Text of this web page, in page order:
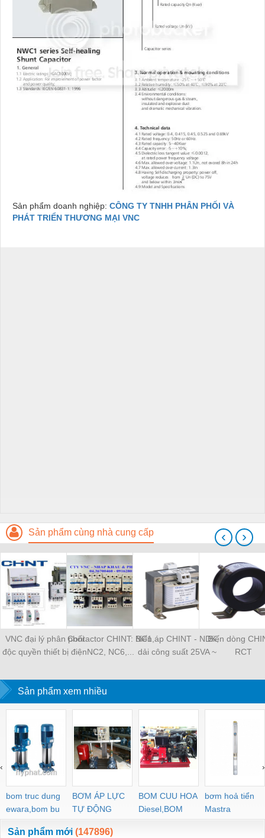
Sản phẩm doanh nghiệp: CÔNG TY TNHH PHÂN PHỐI VÀ
PHÁT TRIỂN THƯƠNG MẠI VNC
Sản phẩm cùng nhà cung cấp
VNC đại lý phân phối
độc quyền thiết bị điện
Contactor CHINT: NC1,
NC2, NC6,...
Biến áp CHINT - NDK,
dải công suất 25VA ~
Biến dòng
RCT
‹ ›
Sản phẩm xem nhiều
bom truc dung
ewara,bom bu
ewara
BƠM ÁP LỰC
TỰ ĐỘNG
BOM CUU HOA
Diesel,BOM
CHUA CHAY
bơm hoả tiển
Mastra
‹ ›
Sản phẩm mới (147896)